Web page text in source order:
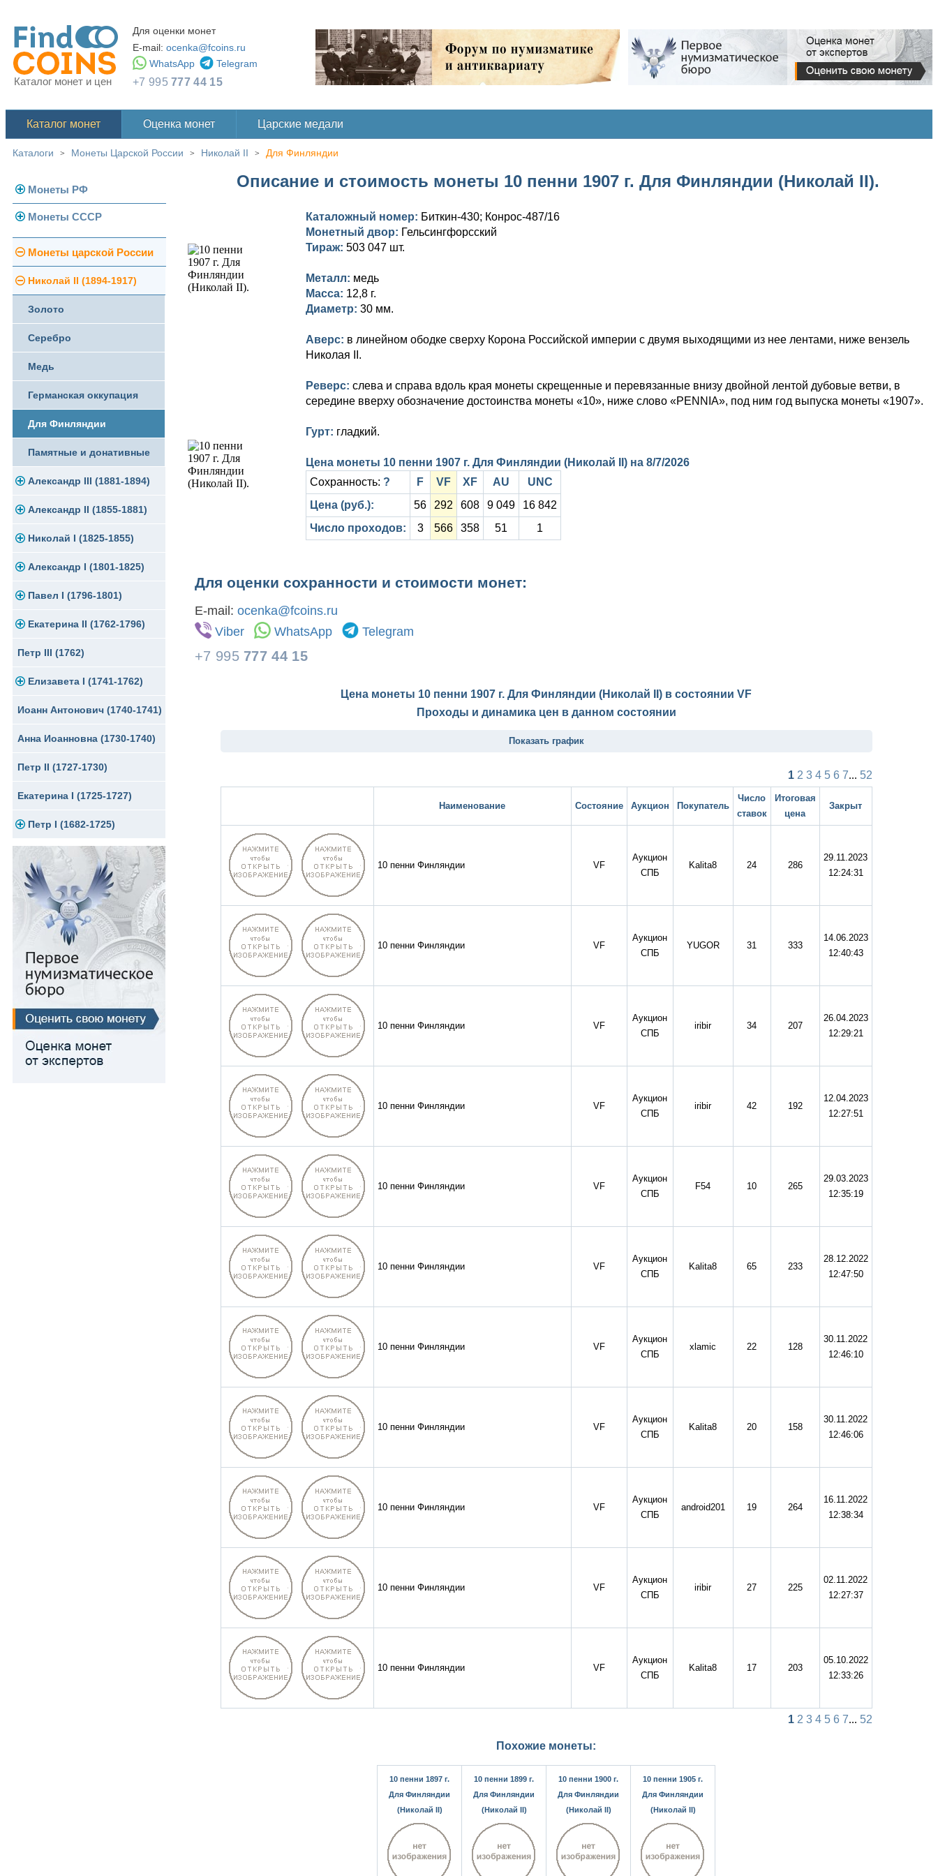
Каталог монет и цен
Для оценки монет
E-mail: ocenka@fcoins.ru
WhatsApp
Telegram
+7 995777 44 15
Каталог монет Оценка монет Царские медали
Каталоги > Монеты Царской России > Николай II > Для Финляндии
Монеты РФ
Современная Россия
Монеты 1991-1993 гг.
Памятные и юбилейные
Монеты СССР
Погодовка СССР
Монеты 1958 года
Золотые червонцы
Памятные и юбилейные
Монеты царской России
Николай II (1894-1917)
Золото
Серебро
Медь
Германская оккупация
Для Финляндии
Памятные и донативные
Александр III (1881-1894)
Золото
Серебро
Медь
Для Финляндии
Памятные и донативные
Александр II (1855-1881)
Золото
Серебро
Медь
Для Финляндии
Памятные и донативные
Николай I (1825-1855)
Платина, золото
Серебро
Медь
Для Грузии
Русско-Польские
Для Польши
Памятные и донативные
Александр I (1801-1825)
Золото
Серебро
Медь
Для Грузии
Для Польши
Павел I (1796-1801)
Золото
Серебро
Медь
Екатерина II (1762-1796)
Золото
Серебро
Медь
Сибирские монеты
Для Молдавии и Валахии
Таврические монеты
Петр III (1762)
Елизавета I (1741-1762)
Золото
Серебро
Медь
Для Пруссии
Ливонезы
Альбертусталер
Иоанн Антонович (1740-1741)
Анна Иоанновна (1730-1740)
Петр II (1727-1730)
Екатерина I (1725-1727)
Петр I (1682-1725)
Золото
Серебро
Медь
Для Речи Посполитой
Описание и стоимость монеты 10 пенни 1907 г. Для Финляндии (Николай II).
Каталожный номер: Биткин-430; Конрос-487/16
Монетный двор: Гельсингфорсский
Тираж: 503 047 шт.
Металл: медь
Масса: 12,8 г.
Диаметр: 30 мм.
Аверс: в линейном ободке сверху Корона Российской империи с двумя выходящими из нее лентами, ниже вензель
Николая II.
Реверс: слева и справа вдоль края монеты скрещенные и перевязанные внизу двойной лентой дубовые ветви, в
середине вверху обозначение достоинства монеты «10», ниже слово «PENNIA», под ним год выпуска монеты «1907».
Гурт: гладкий.
Цена монеты 10 пенни 1907 г. Для Финляндии (Николай II) на 8/7/2026
Сохранность: ? F VF XF AU
UNC
Цена (руб.):
56 292 608 9 049
16 842
Число проходов:
3 566 358 51 1
Для оценки сохранности и стоимости монет:
E-mail: ocenka@fcoins.ru
Viber
WhatsApp Telegram
+7 995 777 44 15
Цена монеты 10 пенни 1907 г. Для Финляндии (Николай II) в состоянии VF
Проходы и динамика цен в данном состоянии
Показать график
1 2 3 4 5 6 7... 52
Наименование Состояние Аукцион Покупатель
Число
ставок
Итоговая
цена
Закрыт
10 пенни Финляндии VF
Аукцион
СПБ
Kalita8 24 286
29.11.2023
12:24:31
10 пенни Финляндии VF
Аукцион
СПБ
YUGOR 31 333
14.06.2023
12:40:43
10 пенни Финляндии VF
Аукцион
СПБ
iribir 34 207
26.04.2023
12:29:21
10 пенни Финляндии VF
Аукцион
СПБ
iribir 42 192
12.04.2023
12:27:51
10 пенни Финляндии VF
Аукцион
СПБ
F54 10 265
29.03.2023
12:35:19
10 пенни Финляндии VF
Аукцион
СПБ
Kalita8 65 233
28.12.2022
12:47:50
10 пенни Финляндии VF
Аукцион
СПБ
xlamic 22 128
30.11.2022
12:46:10
10 пенни Финляндии VF
Аукцион
СПБ
Kalita8 20 158
30.11.2022
12:46:06
10 пенни Финляндии VF
Аукцион
СПБ
android201 19 264
16.11.2022
12:38:34
10 пенни Финляндии VF
Аукцион
СПБ
iribir 27 225
02.11.2022
12:27:37
10 пенни Финляндии VF
Аукцион
СПБ
Kalita8 17 203
05.10.2022
12:33:26
1 2 3 4 5 6 7... 52
Похожие монеты:
10 пенни 1897 г.
Для Финляндии
(Николай II)
10 пенни 1899 г.
Для Финляндии
(Николай II)
10 пенни 1900 г.
Для Финляндии
(Николай II)
10 пенни 1905 г.
Для Финляндии
(Николай II)